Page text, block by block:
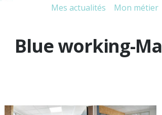
Mes actualités Mon métier
Blue working-